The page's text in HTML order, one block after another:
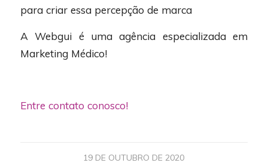
para criar essa percepção de marca
A Webgui é uma agência especializada em
Marketing Médico!
Entre contato conosco!
19 DE OUTUBRO DE 2020